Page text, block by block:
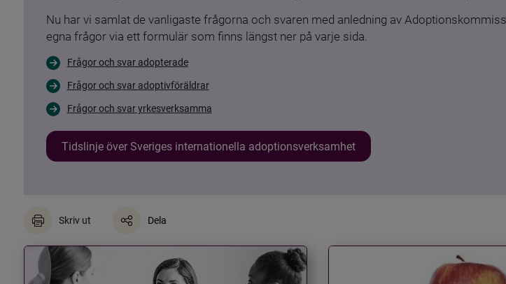
Nu har vi samlat de vanligaste frågorna och svaren med anledning av
egna frågor via ett formulär som finns längst ner på varje sida.
Frågor och svar adopterade
Frågor och svar adoptivföräldrar
Frågor och svar yrkesverksamma
Tidslinje över Sveriges internationella adoptionsverksamhet
Skriv ut Dela